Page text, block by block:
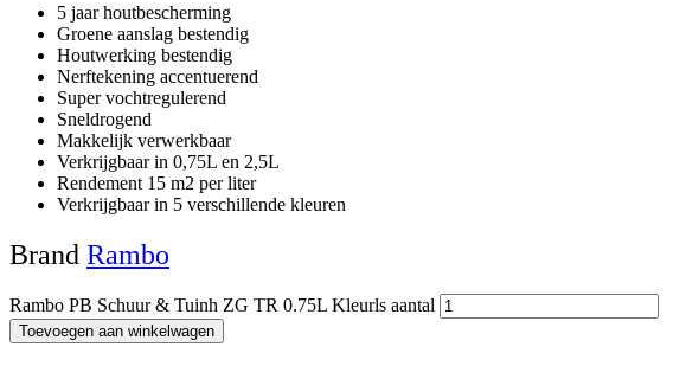
5 jaar houtbescherming
Groene aanslag bestendig
Houtwerking bestendig
Nerftekening accentuerend
Super vochtregulerend
Sneldrogend
Makkelijk verwerkbaar
Verkrijgbaar in 0,75L en 2,5L
Rendement 15 m2 per liter
Verkrijgbaar in 5 verschillende kleuren
Brand Rambo
Rambo PB Schuur & Tuinh ZG TR 0.75L Kleurls aantal
Toevoegen aan winkelwagen